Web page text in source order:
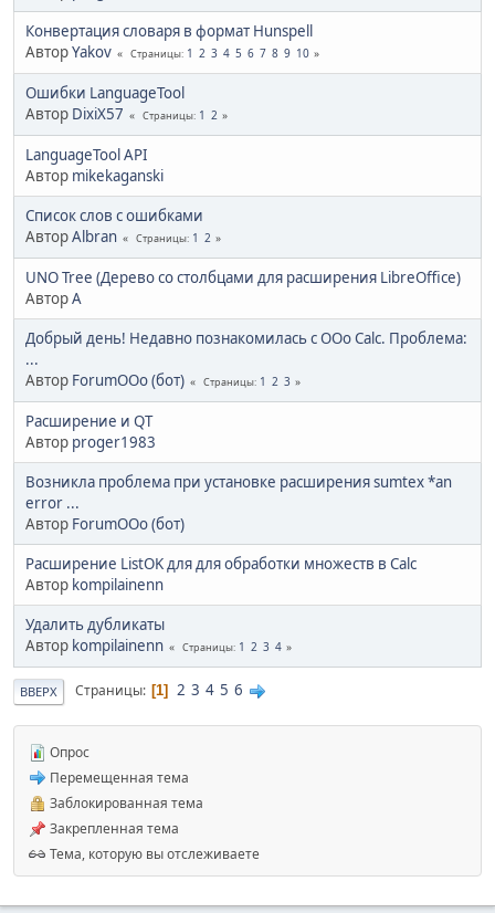
Конвертация словаря в формат Hunspell
АвторYakov Страницы 1 2 3 4 5 6 7 8 9 10
Ошибки LanguageTool
Автор DixiX57 Страницы 1 2
LanguageTool API
Автор mikekaganski
Список слов с ошибками
АвторAlbran Страницы 1 2
UNO Tree (Дерево со столбцами для расширения LibreOffice)
АвторA
Добрый день! Недавно познакомилась с OOo Calc. Проблема:
...
Автор ForumOOo (бот) Страницы 1 2 3
Расширение и QT
Автор proger1983
Возникла проблема при установке расширения sumtex *an
error ...
Автор ForumOOo (бот)
Расширение ListOK для для обработки множеств в Calc
Автор kompilainenn
Удалить дубликаты
Автор kompilainenn Страницы 1 2 3 4
ВВЕРХ Страницы 1 2 3 4 5 6
Опрос
Перемещенная тема
Заблокированная тема
Закрепленная тема
Тема, которую вы отслеживаете